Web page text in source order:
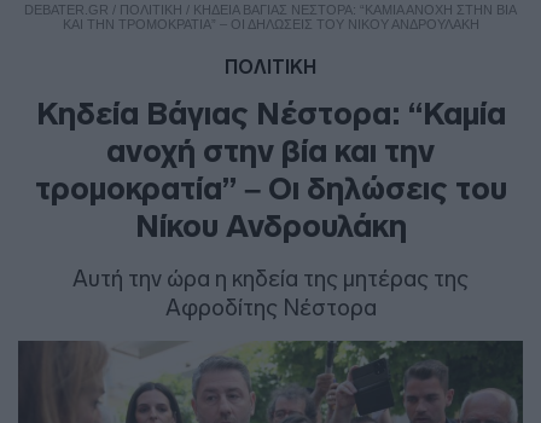
DEBATER.GR / ΠΟΛΙΤΙΚΗ / ΚΗΔΕΊΑ ΒΆΓΙΑΣ ΝΈΣΤΟΡΑ: “ΚΑΜΊΑ ΑΝΟΧΉ ΣΤΗΝ ΒΊΑ
ΚΑΙ ΤΗΝ ΤΡΟΜΟΚΡΑΤΊΑ” – ΟΙ ΔΗΛΏΣΕΙΣ ΤΟΥ ΝΊΚΟΥ ΑΝΔΡΟΥΛΆΚΗ
ΠΟΛΙΤΙΚΗ
Κηδεία Βάγιας Νέστορα: “Καμία
ανοχή στην βία και την
τρομοκρατία” – Οι δηλώσεις του
Νίκου Ανδρουλάκη
Αυτή την ώρα η κηδεία της μητέρας της
Αφροδίτης Νέστορα